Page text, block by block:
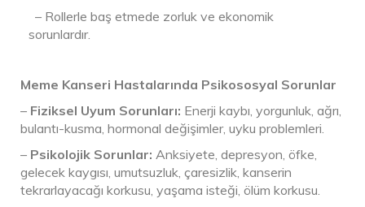
– Rollerle baş etmede zorluk ve ekonomik
sorunlardır.
Meme Kanseri Hastalarında Psikososyal Sorunlar
– Fiziksel Uyum Sorunları: Enerji kaybı, yorgunluk, ağrı,
bulantı-kusma, hormonal değişimler, uyku problemleri.
– Psikolojik Sorunlar: Anksiyete, depresyon, öfke,
gelecek kaygısı, umutsuzluk, çaresizlik, kanserin
tekrarlayacağı korkusu, yaşama isteği, ölüm korkusu.